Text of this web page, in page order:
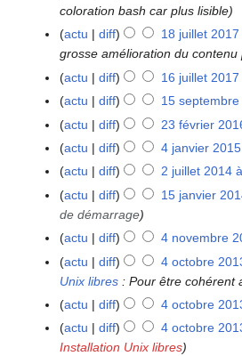
2
0
1
coloration bash car plus lisible
actu
diff 18 juillet
grosse amélioration du
1
6
actu diff 16 juillet
1
5
m
b
actu diff 15
2
3
e
2
actu diff 23 février
4
e
2
0
actu diff 4 janvier
2
2
actu diff 2 juillet 2014
1
e
actu diff 15 janvier
de démarrage
4
n
actu diff 4 novembre
4
c
actu diff 4 octobre
Unix libres : Pour être cohérent
actu
diff 4 octobre
actu
diff 4 octobre
Installation Unix libres